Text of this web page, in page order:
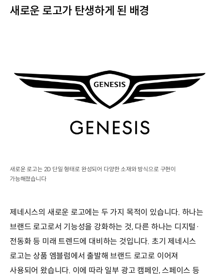
새로운 로고가 탄생하게 된 배경
새로운 로고는 2D 단일 형태로 완성되어 다양한 소재와 방식으로 구현이
가능해졌습니다
제네시스의 새로운 로고에는 두 가지 목적이 있습니다. 하나는
브랜드 로고로서 기능성을 강화하는 것, 다른 하나는 디지털·
전동화 등 미래 트렌드에 대비하는 것입니다. 초기 제네시스
로고는 상품 엠블럼에서 출발해 브랜드 로고로 이어져
사용되어 왔습니다. 이에 따라 일부 광고 캠페인, 스페이스 등